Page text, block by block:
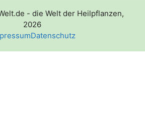
- die Welt der Heilpflanzen,
2026
Datenschutz